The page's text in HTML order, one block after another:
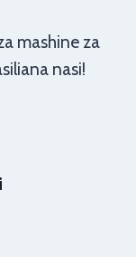
mashine za
nasi!